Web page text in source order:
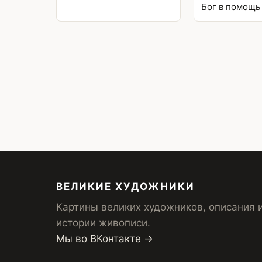
Бог в помощь
ВЕЛИКИЕ ХУДОЖНИКИ
Картины великих художников, описания
истории живописи.
Мы во ВКонтакте →